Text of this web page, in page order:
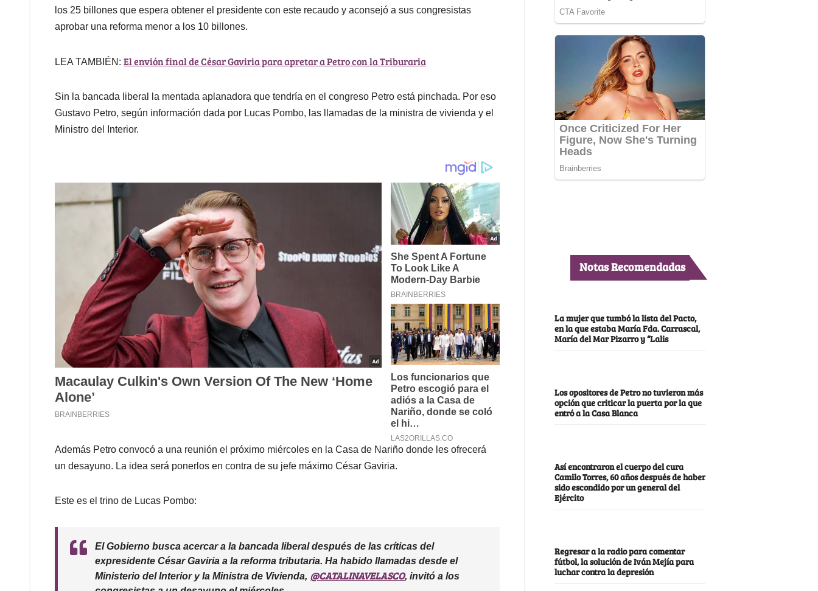
los 25 billones que espera obtener el presidente con este recaudo y aconsejó a sus congresistas
aprobar una reforma menor a los 10 billones.
LEA TAMBIÉN: El envión final de César Gaviria para apretar a Petro con la Triburaria
Sin la bancada liberal la mentada aplanadora que tendría en el congreso Petro está pinchada. Por eso
Gustavo Petro, según información dada por Lucas Pombo, las llamadas de la ministra de vivienda y el
Ministro del Interior.
Además Petro convocó a una reunión el próximo miércoles en la Casa de Nariño donde les ofrecerá
un desayuno. La idea será ponerlos en contra de su jefe máximo César Gaviria.
Este es el trino de Lucas Pombo:
El Gobierno busca acercar a la bancada liberal después de las críticas del
expresidente César Gaviria a la reforma tributaria. Ha habido llamadas desde el
Ministerio del Interior y la Ministra de Vivienda, @CATALINAVELASCO, invitó a los
Notas Recomendadas
La mujer que tumbó la lista del Pacto,
en la que estaba María Fda. Carrascal,
María del Mar Pizarro y “Lalis
Los opositores de Petro no tuvieron más
opción que criticar la puerta por la que
entró a la Casa Blanca
Así encontraron el cuerpo del cura
Camilo Torres, 60 años después de haber
sido escondido por un general del
Ejército
Regresar a la radio para comentar
fútbol, la solución de Iván Mejía para
luchar contra la depresión